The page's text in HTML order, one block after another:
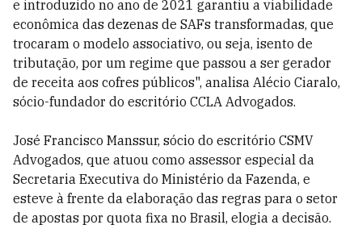
e introduzido no ano de 2021 garantiu a viabilidade
econômica das dezenas de SAFs transformadas, que
trocaram o modelo associativo, ou seja, isento de
tributação, por um regime que passou a ser gerador
de receita aos cofres públicos", analisa Alécio Ciaralo,
sócio-fundador do escritório CCLA Advogados.
José Francisco Manssur, sócio do escritório CSMV
Advogados, que atuou como assessor especial da
Secretaria Executiva do Ministério da Fazenda, e
esteve à frente da elaboração das regras para o setor
de apostas por quota fixa no Brasil, elogia a decisão.